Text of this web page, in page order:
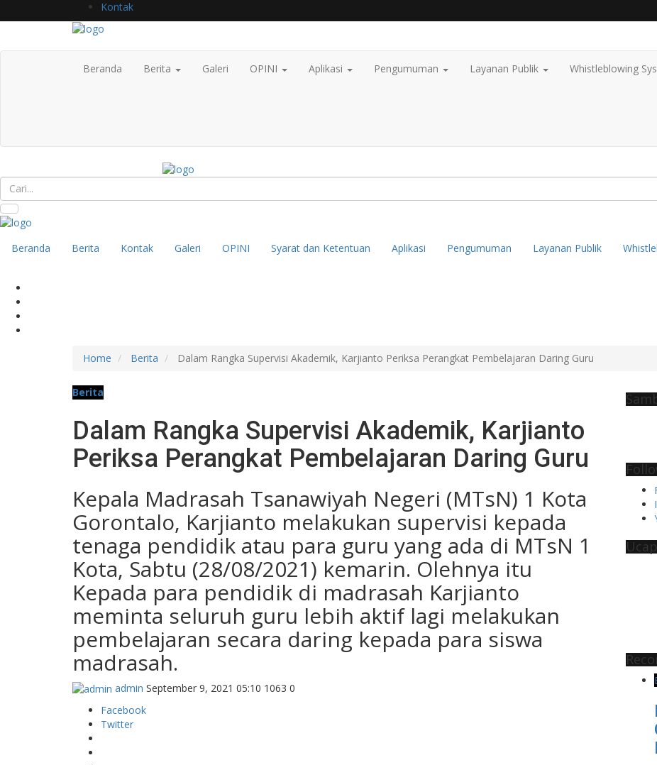
Kontak
Beranda Berita Galeri OPINI Aplikasi Pengumuman Layanan Publik Whistleblowing
Beranda Berita Kontak Galeri OPINI Syarat dan Ketentuan Aplikasi Pengumuman Layanan Publik
Home Berita Dalam Rangka Supervisi Akademik, Karjianto Periksa Perangkat Pembelajaran Daring Guru
Berita
Dalam Rangka Supervisi Akademik, Karjianto
Periksa Perangkat Pembelajaran Daring Guru
Kepala Madrasah Tsanawiyah Negeri (MTsN) 1 Kota
Gorontalo, Karjianto melakukan supervisi kepada
tenaga pendidik atau para guru yang ada di MTsN 1
Kota, Sabtu (28/08/2021) kemarin. Olehnya itu
Kepada para pendidik di madrasah Karjianto
meminta seluruh guru lebih aktif lagi melakukan
pembelajaran secara daring kepada para siswa
madrasah.
admin September 9, 2021 05:10 1063 0
Facebook
Twitter